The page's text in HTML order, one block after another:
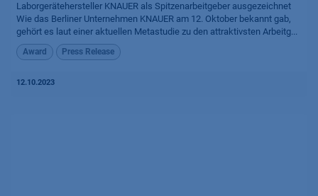
Laborgerätehersteller KNAUER als Spitzenarbeitgeber ausgezeichnet
Wie das Berliner Unternehmen KNAUER am 12. Oktober bekannt gab,
gehört es laut einer aktuellen Metastudie zu den attraktivsten Arbeitg...
Award Press Release
12.10.2023